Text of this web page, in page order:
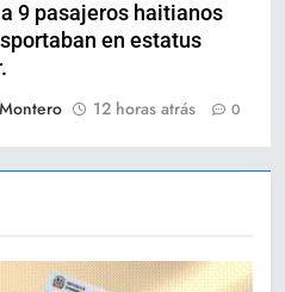
9 pasajeros haitianos
en estatus
12 horas atrás 0